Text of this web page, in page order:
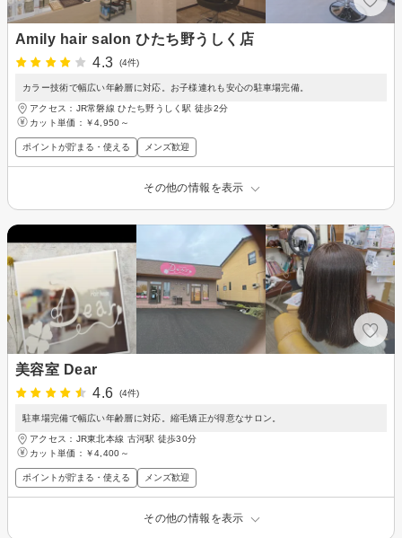
Amily hair salon ひたち野うしく店
4.3
(4件)
カラー技術で幅広い年齢層に対応。お子様連れも安心の駐車場完備。
アクセス：JR常磐線 ひたち野うしく駅 徒歩2分
カット単価： ￥4,950～
ポイントが貯まる・使える メンズ歓迎
その他の情報を表示
美容室 Dear
4.6
(4件)
駐車場完備で幅広い年齢層に対応。縮毛矯正が得意なサロン。
アクセス：JR東北本線 古河駅 徒歩30分
カット単価： ￥4,400～
ポイントが貯まる・使える メンズ歓迎
その他の情報を表示